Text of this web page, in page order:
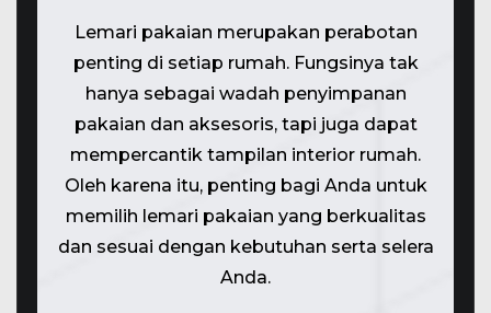
Lemari pakaian merupakan perabotan
penting di setiap rumah. Fungsinya tak
hanya sebagai wadah penyimpanan
pakaian dan aksesoris, tapi juga dapat
mempercantik tampilan interior rumah.
Oleh karena itu, penting bagi Anda untuk
memilih lemari pakaian yang berkualitas
dan sesuai dengan kebutuhan serta selera
Anda.